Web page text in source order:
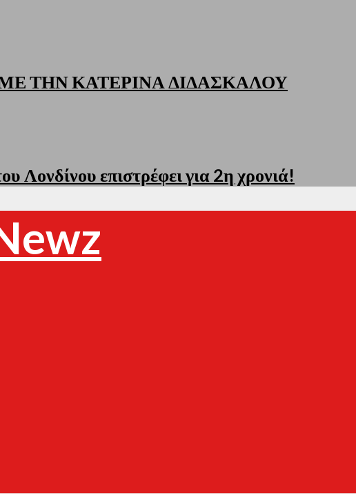
ΤΗΝ ΚΑΤΕΡΙΝΑ ΔΙΔΑΣΚΑΛΟΥ
Λονδίνου επιστρέφει για 2η χρονιά!